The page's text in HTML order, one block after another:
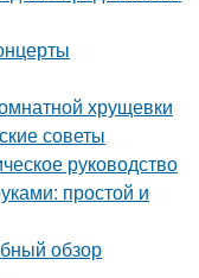
хрущевки
советы
руководство
простой и
обзор